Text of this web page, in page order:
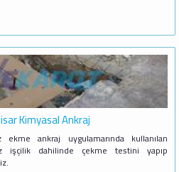
Kimyasal Ankraj
ankraj uygulamarında kullanılan
dahilinde çekme testini yapıp